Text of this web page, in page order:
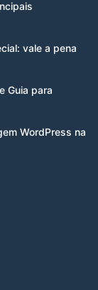
vale a pena
Guia para
WordPress na